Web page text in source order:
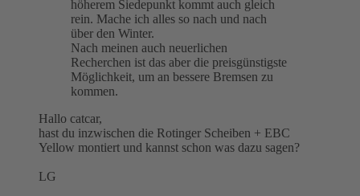
höherem Siedepunkt kommt auch gleich
rein. Mache ich alles so nach und nach
über den Winter.
Nach meinen auch neuerlichen
Recherchen ist das aber die preisgünstigste
Möglichkeit, um an bessere Bremsen zu
kommen.
Hallo catcar,
hast du inzwischen die Rotinger Scheiben + EBC
Yellow montiert und kannst schon was dazu sagen?
LG